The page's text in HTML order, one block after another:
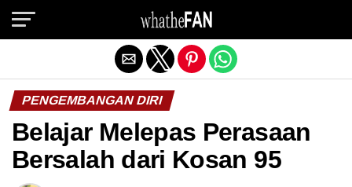
PENGEMBANGAN DIRI
Belajar Melepas Perasaan
Bersalah dari Kosan 95
Exit mobile version